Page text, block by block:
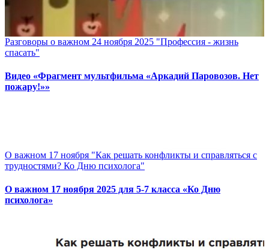
Разговоры о важном 24 ноября 2025 "Профессия - жизнь
спасать"
Видео «Фрагмент мультфильма «Аркадий Паровозов. Нет
пожару!»»
О важном 17 ноября "Как решать конфликты и справляться с
трудностями? Ко Дню психолога"
О важном 17 ноября 2025 для 5-7 класса «Ко Дню
психолога»